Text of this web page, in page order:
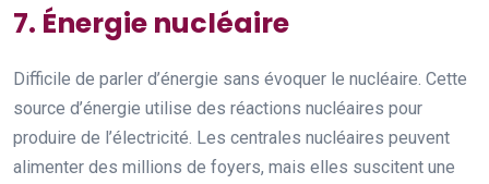
7. Énergie nucléaire
Difficile de parler d’énergie sans évoquer le nucléaire. Cette
source d’énergie utilise des réactions nucléaires pour
produire de l’électricité. Les centrales nucléaires peuvent
alimenter des millions de foyers, mais elles suscitent une